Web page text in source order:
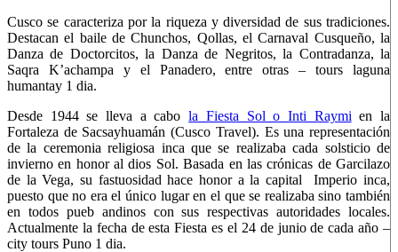
Cusco se caracteriza por la riqueza y diversidad de sus tradiciones.
Destacan el baile de Chunchos, Qollas, el Carnaval Cusqueño, la
Danza de Doctorcitos, la Danza de Negritos, la Contradanza, la
Saqra K’achampa y el Panadero, entre otras – tours laguna
humantay 1 dia.
Desde 1944 se lleva a cabola Fiesta Sol o Inti Raymi en la
Fortaleza de Sacsayhuamán (Cusco Travel). Es una representación
de la ceremonia religiosa inca que se realizaba cada solsticio de
invierno en honor al dios Sol. Basada en las crónicas de Garcilazo
de la Vega, su fastuosidad hace honor a la capital Imperio inca,
puesto que no era el único lugar en el que se realizaba sino también
en todos pueb andinos con sus respectivas autoridades locales.
Actualmente la fecha de esta Fiesta es el 24 de junio de cada año –
city tours Puno 1 dia.